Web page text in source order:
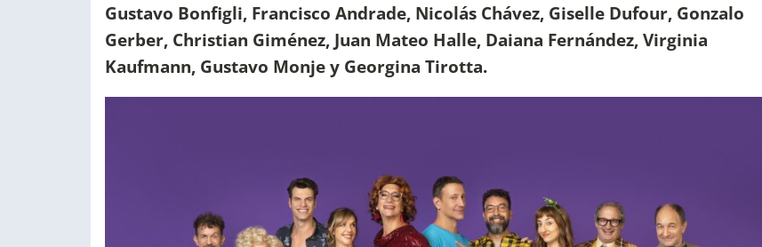
Gustavo Bonfigli, Francisco Andrade, Nicolás Chávez, Giselle Dufour, Gonzalo
Gerber, Christian Giménez, Juan Mateo Halle, Daiana Fernández, Virginia
Kaufmann, Gustavo Monje y Georgina Tirotta.